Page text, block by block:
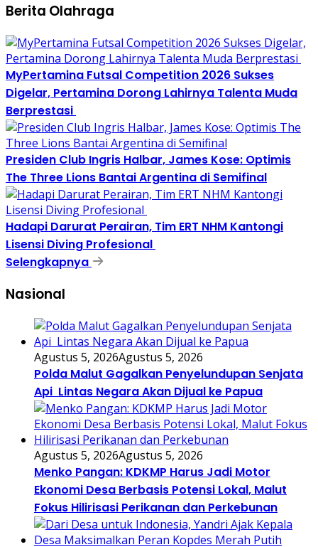
Berita Olahraga
MyPertamina Futsal Competition 2026 Sukses
Digelar, Pertamina Dorong Lahirnya Talenta Muda
Berprestasi
Presiden Club Ingris Halbar, James Kose: Optimis
The Three Lions Bantai Argentina di Semifinal
Hadapi Darurat Perairan, Tim ERT NHM Kantongi
Lisensi Diving Profesional
Selengkapnya
Nasional
Agustus 5, 2026Agustus 5, 2026
Polda Malut Gagalkan Penyelundupan Senjata
Api Lintas Negara Akan Dijual ke Papua
Agustus 5, 2026Agustus 5, 2026
Menko Pangan: KDKMP Harus Jadi Motor
Ekonomi Desa Berbasis Potensi Lokal, Malut
Fokus Hilirisasi Perikanan dan Perkebunan